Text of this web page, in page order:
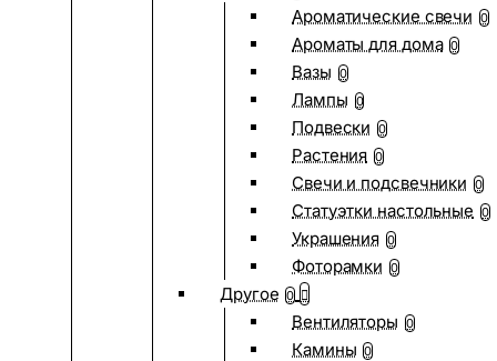
Ароматические свечи 0
Ароматы для дома 0
Вазы 0
Лампы 0
Подвески 0
Растения 0
Свечи и подсвечники 0
Статуэтки настольные 0
Украшения 0
Фоторамки 0
Другое 0
Вентиляторы 0
Камины 0